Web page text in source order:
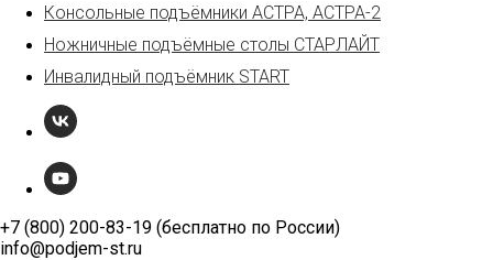
Консольные подъёмники АСТРА, АСТРА-2
Ножничные подъёмные столы СТАРЛАЙТ
Инвалидный подъёмник START
+7 (800) 200-83-19 (бесплатно по России)
info@podjem-st.ru